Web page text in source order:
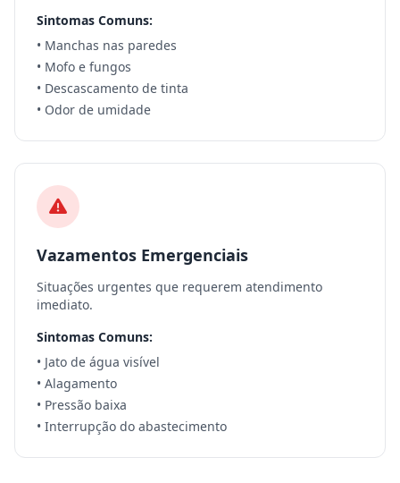
Sintomas Comuns:
• Manchas nas paredes
• Mofo e fungos
• Descascamento de tinta
• Odor de umidade
Vazamentos Emergenciais
Situações urgentes que requerem atendimento
imediato.
Sintomas Comuns:
• Jato de água visível
• Alagamento
• Pressão baixa
• Interrupção do abastecimento